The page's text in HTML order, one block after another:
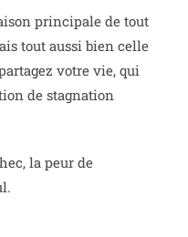
principale de tout
tout aussi bien celle
votre vie, qui
de stagnation
la peur de